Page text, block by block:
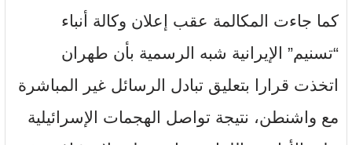
كما جاءت المكالمة عقب إعلان وكالة أنباء
“تسنيم” الإيرانية شبه الرسمية بأن طهران
اتخذت قرارا بتعليق تبادل الرسائل غير المباشرة
مع واشنطن، نتيجة تواصل الهجمات الإسرائيلية